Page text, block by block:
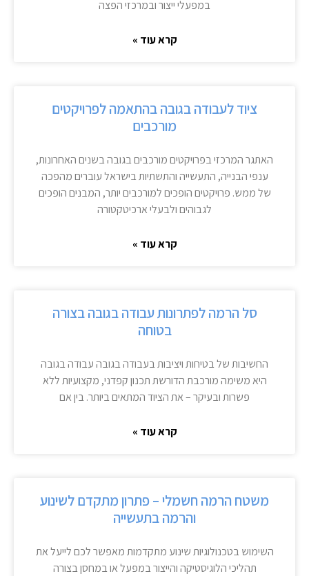
במפעלי ייצור ובמרכזי הפצה
קרא עוד »
ציוד לעבודה בגובה בהתאמה לפרויקטים
מורכבים
האתגר המרכזי בפרויקטים מורכבים בגובה בשנים האחרונות,
ענפי הבנייה, התעשייה והתשתיות בישראל עוברים מהפכה
של ממש. פרויקטים הופכים למורכבים יותר, המבנים הופכים
לגבוהים ולבעלי ארכיטקטורה
קרא עוד »
סל הרמה לפתרונות עבודה בגובה בצורה
בטוחה
החשיבות של בטיחות ויציבות בעבודה בגובה עבודה בגובה
היא משימה מורכבת הדורשת תכנון קפדני, מקצועיות ללא
פשרות ובעיקר – את הציוד המתאים ביותר. בין אם
קרא עוד »
משטח הרמה חשמלי – פתרון מתקדם לשינוע
והרמה בתעשייה
השימוש בטכנולוגיות שינוע מתקדמות מאפשר לכם לייעל את
תהליכי הלוגיסטיקה והייצור במפעל או במחסן בצורה